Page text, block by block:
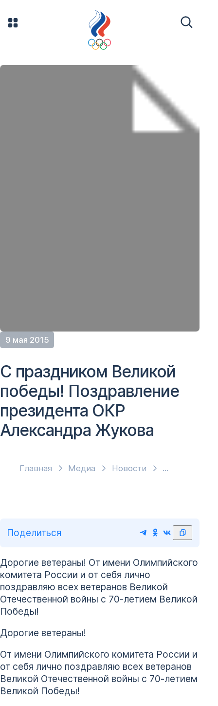
9 мая 2015
Главная Медиа Новости
С праздником Великой
победы! Поздравление
президента ОКР
Александра Жукова
Поделиться
Дорогие ветераны! От имени Олимпийского
комитета России и от себя лично
поздравляю всех ветеранов Великой
Отечественной войны с 70-летием Великой
Победы!
Дорогие ветераны!
От имени Олимпийского комитета России и
от себя лично поздравляю всех ветеранов
Великой Отечественной войны с 70-летием
Великой Победы!